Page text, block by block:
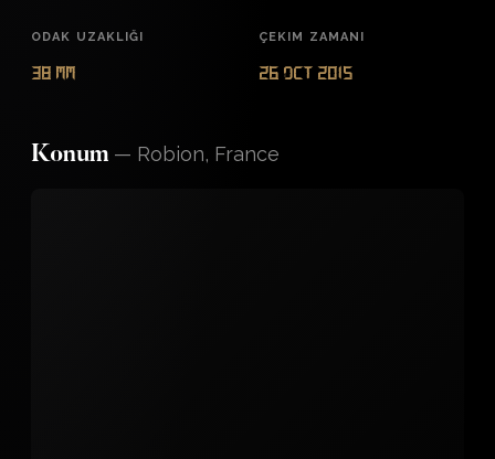
ODAK UZAKLIĞI
38 mm
ÇEKIM ZAMANI
26 Oct 2015
Konum — Robion, France